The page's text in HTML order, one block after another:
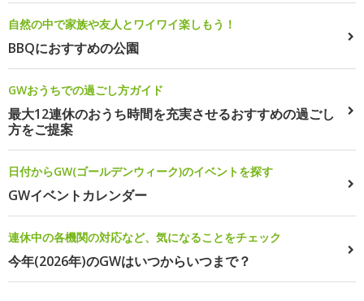
自然の中で家族や友人とワイワイ楽しもう！
BBQにおすすめの公園
GWおうちでの過ごし方ガイド
最大12連休のおうち時間を充実させるおすすめの過ごし
方をご提案
日付からGW(ゴールデンウィーク)のイベントを探す
GWイベントカレンダー
連休中の各機関の対応など、気になることをチェック
今年(2026年)のGWはいつからいつまで？